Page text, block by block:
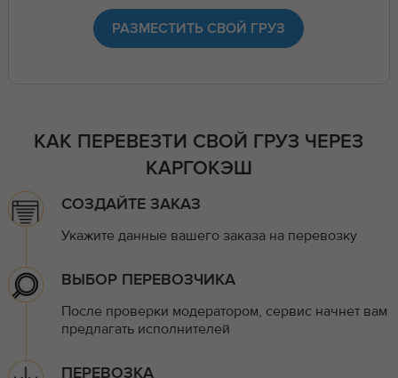
РАЗМЕСТИТЬ СВОЙ ГРУЗ
КАК ПЕРЕВЕЗТИ СВОЙ ГРУЗ ЧЕРЕЗ
КАРГОКЭШ
СОЗДАЙТЕ ЗАКАЗ
Укажите данные вашего заказа на перевозку
ВЫБОР ПЕРЕВОЗЧИКА
После проверки модератором, сервис начнет вам
предлагать исполнителей
ПЕРЕВОЗКА